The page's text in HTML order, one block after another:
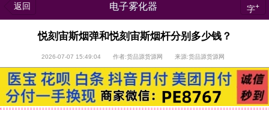
返回 电子雾化器 字+
悦刻宙斯烟弹和悦刻宙斯烟杆分别多少钱？
2026-07-07 15:49:04 作者:货品源货源网 来源:货品源货源网